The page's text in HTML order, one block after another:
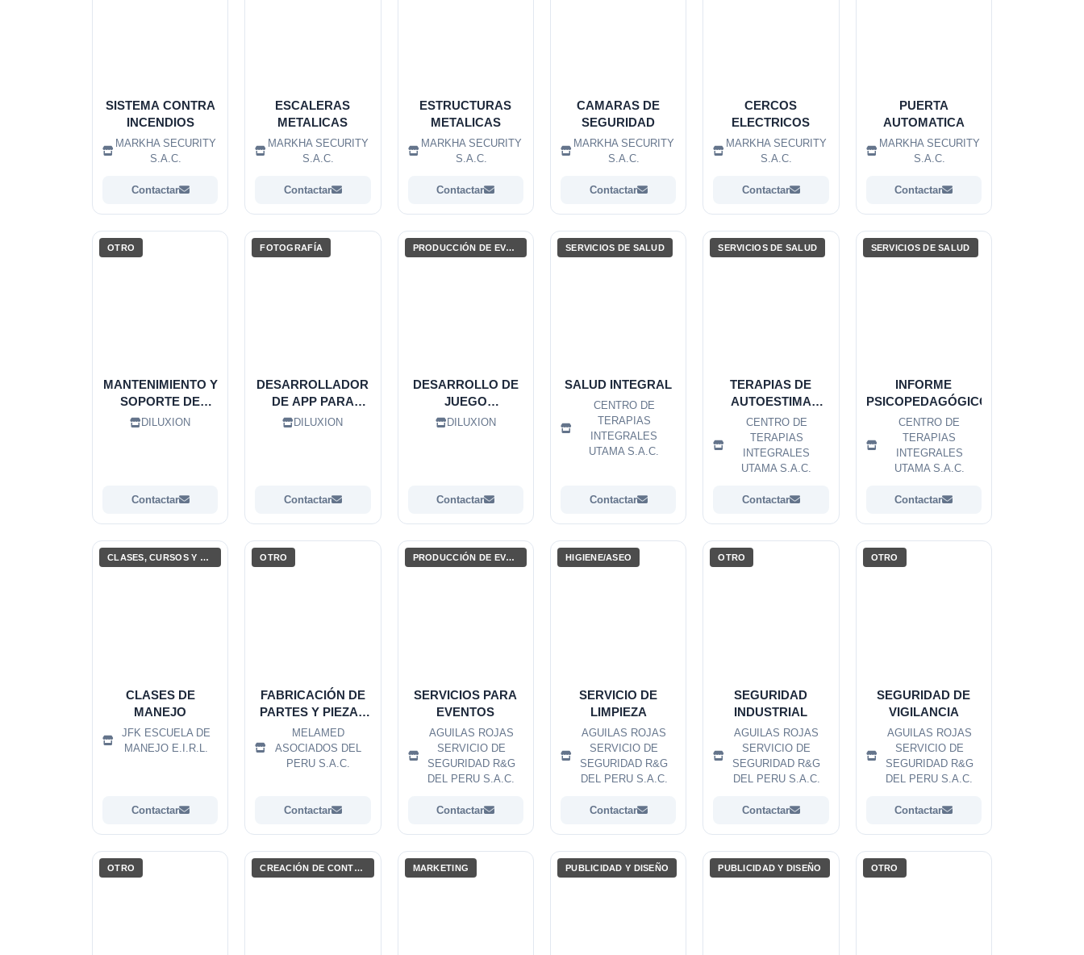
SISTEMA CONTRA
INCENDIOS
MARKHA SECURITY
S.A.C.
Contactar
ESCALERAS
METALICAS
MARKHA SECURITY
S.A.C.
Contactar
ESTRUCTURAS
METALICAS
MARKHA SECURITY
S.A.C.
Contactar
CAMARAS DE
SEGURIDAD
MARKHA SECURITY
S.A.C.
Contactar
CERCOS
ELECTRICOS
MARKHA SECURITY
S.A.C.
Contactar
PUERTA
AUTOMATICA
MARKHA SECURITY
S.A.C.
Contactar
OTRO
MANTENIMIENTO Y
SOPORTE DE
TOTEMS
DILUXION
Contactar
FOTOGRAFÍA
DESARROLLADOR
DE APP PARA
TOMA DE FOTOS
DILUXION
Contactar
PRODUCCIÓN DE EVENTOS / ENTRETENIMIENTO
DESARROLLO DE
JUEGO
PERSONALIZADOS
DILUXION
Contactar
SERVICIOS DE SALUD
SALUD INTEGRAL
CENTRO DE
TERAPIAS
INTEGRALES
UTAMA S.A.C.
Contactar
SERVICIOS DE SALUD
TERAPIAS DE
AUTOESTIMA
INFANTIL
CENTRO DE
TERAPIAS
INTEGRALES
UTAMA S.A.C.
Contactar
SERVICIOS DE SALUD
INFORME
PSICOPEDAGÓGICO
CENTRO DE
TERAPIAS
INTEGRALES
UTAMA S.A.C.
Contactar
CLASES, CURSOS Y CAPACITACIONES
CLASES DE
MANEJO
JFK ESCUELA DE
MANEJO E.I.R.L.
Contactar
OTRO
FABRICACIÓN DE
PARTES Y PIEZAS
DE CARPINTERÍA
PARA EDIFICIOS Y
CONSTRUCCIONES
MELAMED
ASOCIADOS DEL
PERU S.A.C.
Contactar
PRODUCCIÓN DE EVENTOS / ENTRETENIMIENTO
SERVICIOS PARA
EVENTOS
AGUILAS ROJAS
SERVICIO DE
SEGURIDAD R&G
DEL PERU S.A.C.
Contactar
HIGIENE/ASEO
SERVICIO DE
LIMPIEZA
AGUILAS ROJAS
SERVICIO DE
SEGURIDAD R&G
DEL PERU S.A.C.
Contactar
OTRO
SEGURIDAD
INDUSTRIAL
AGUILAS ROJAS
SERVICIO DE
SEGURIDAD R&G
DEL PERU S.A.C.
Contactar
OTRO
SEGURIDAD DE
VIGILANCIA
AGUILAS ROJAS
SERVICIO DE
SEGURIDAD R&G
DEL PERU S.A.C.
Contactar
OTRO CREACIÓN DE CONTENIDO AUDIOVISUAL MARKETING PUBLICIDAD Y DISEÑO PUBLICIDAD Y DISEÑO OTRO